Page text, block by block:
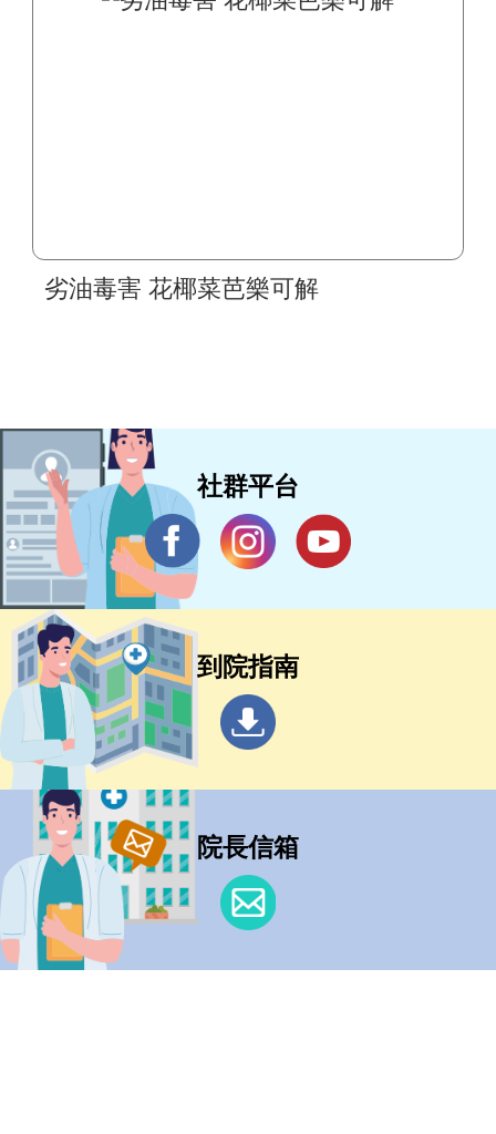
劣油毒害 花椰菜芭樂可解
社群平台
到院指南
院長信箱